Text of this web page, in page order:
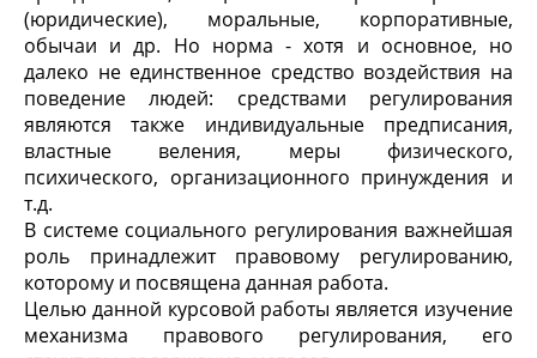
(юридические), моральные, корпоративные,
обычаи и др. Но норма - хотя и основное, но
далеко не единственное средство воздействия на
поведение людей: средствами регулирования
являются также индивидуальные предписания,
властные веления, меры физического,
психического, организационного принуждения и
т.д.
В системе социального регулирования важнейшая
роль принадлежит правовому регулированию,
которому и посвящена данная работа.
Целью данной курсовой работы является изучение
механизма правового регулирования, его